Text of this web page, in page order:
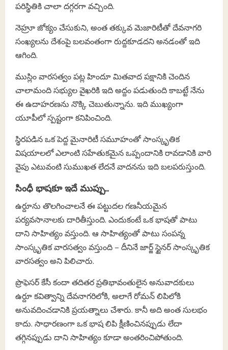
పరిస్థితికి చాలా దగ్గరగా వచ్చింది.
నెహ్రూ జోక్యం చేసుకుని, అంత తక్కువ మెజారిటీతో దేవనాగరి
సంఖ్యలను దేశంపై బలవంతంగా రుద్దకూడదని అనడంతో ఇది
ఆగింది.
ముస్లిం వారసత్వం పట్ల హిందూ మితవాద పక్షానికి చెందిన
చాలామంది సభ్యుల వైఖరికి ఇది అద్దం పడుతుంది కాబట్టే నేను
ఈ ఉదాహరణను నొక్కి చెబుతున్నాను. ఇది ముఖ్యంగా
యూపీలో స్పష్టంగా కనిపించింది.
స్థిరపడిన ఒక పెద్ద మైనారిటీ సమూహంతో సాంస్కృతిక
విషయాలలో ఎలాంటి సహేతుకమైన ఒప్పందానికి రావడానికి వారి
వైపు ఎటువంటి సుముఖత లేదనే వాదనను ఇది బలపరుస్తుంది.
సింధీ భాషకూ ఇదే ముప్పు..
ఉర్దూను తొలగించాలనే ఈ పట్టుదల గణనీయమైన
పర్యవసానాలకు దారితీస్తుంది. ఎందుకంటే ఒక భాషతో పాటు
దాని సాహిత్యం వస్తుంది. ఆ సాహిత్యంతో పాటు సంపన్న
సాంస్కృతిక వారసత్వం వస్తుంది – దీనినే జార్జ్ స్టైనర్ సాంస్కృతిక
వారసత్వం అని పిలిచారు.
ప్రొఫెసర్ కేసీ కందా తదితర ప్రతిభావంతులైన అనువాదకులు
ఉర్దూ కవిత్వాన్ని దేవనాగరిలోకి, అలాగే రోమన్ లిపిలోకి
అనువదించడానికి ప్రయత్నాలు చేశారు. కానీ అది అంత సులభం
కాదు. సాధారణంగా ఒక భాష లిపి క్షీణించినప్పుడు లేదా
తగ్గినప్పుడు దాని సాహిత్యం కూడా అంతరించిపోతుంది.